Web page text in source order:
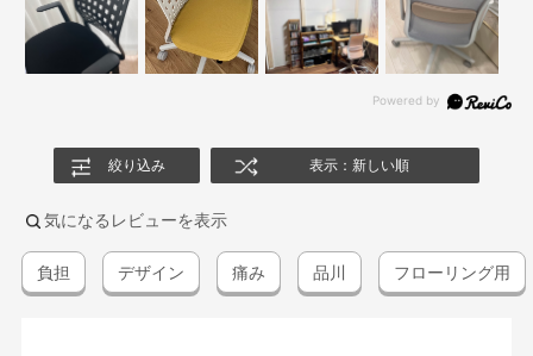
絞り込み 表示：新しい順
気になるレビューを表示
負担 デザイン 痛み 品川 フローリング用